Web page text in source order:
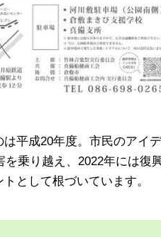
平成20年度。市民のアイ
を乗り越え、2022年には
として根づいています。